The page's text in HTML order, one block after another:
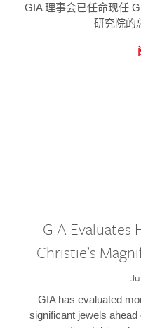
GIA 理事会已任命现任
研究院的
GIA
Christie’s
GIA has evaluated
significant jewels ahead